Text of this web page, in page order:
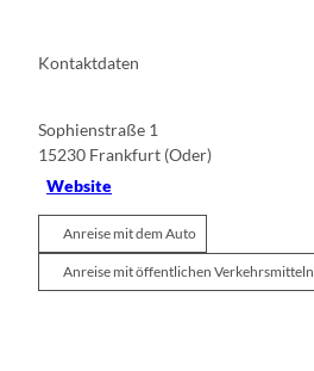
Kontaktdaten
Sophienstraße 1
15230 Frankfurt (Oder)
Website
Anreise mit dem Auto
Anreise mit öffentlichen Verkehrsmitteln